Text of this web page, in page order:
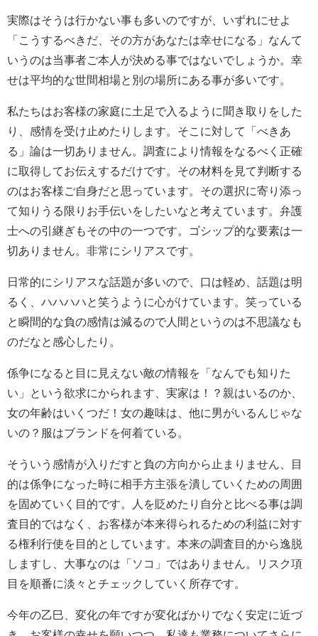
実際はそうは行かない事も多いのですが、いずれにせよ
「こうするべきだ、その方があなたは幸せになる」なんて
いうのは当事者ご本人が決める事ではないでしょうか。幸
せは平均的な世間相場と別の場所にある事が多いです。
私たちはお客様の家庭に土足で入るように聞き取りをした
り、感情を受け止めたりします。そこに対して「べきあ
る」論は一切ありません。調査により情報をなるべく正確
に取得してお伝えするだけです。その材料を見て判断する
のはお客様ご自身だと思っています。その選択に寄り添っ
て知りうる限りお手伝いをしたいなと考えています。弁護
士への引継ぎもその中の一つです。ゴシップ的な要素は一
切ありません。非常にシリアスです。
日常的にシリアスな話題が多いので、口は軽め、話題は明
るく、ハハハハと笑うように心がけています。笑っている
と瞬間的な負の感情は減るので人間というのは不思議なも
のだなと感心したり。
係争になると目に見えない敵の情報を「なんでも知りた
い」という欲求にかられます、実家は！？親はいるのか、
女の年齢はいくつだ！女の趣味は、他に男がいるんじゃな
いの？服はブランドを何着ている。
そういう感情が入りだすと負の方向から止まりません、目
的は係争になった時に相手方主張を潰していくための周囲
を固めていく目的です。人を貶めたり自分と比べる事は調
査目的ではなく、お客様が本来得られるための利益に対す
る権利行使を目的としています。本来の調査目的から逸脱
しますし、大事なのは「ソコ」ではありません。リスク項
目を順番に淡々とチェックしていく所存です。
今年の乙巳、変化の年ですが変化ばかりでなく安定に近づ